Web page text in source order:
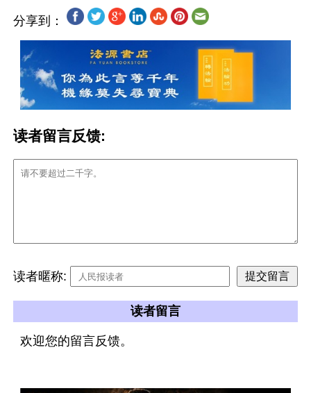
分享到：
读者留言反馈:
读者暱称:
读者留言
欢迎您的留言反馈。